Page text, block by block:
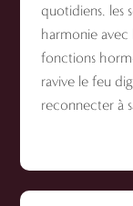
quotidiens, les
harmonie avec
fonctions
ravive le feu
reconnecter à